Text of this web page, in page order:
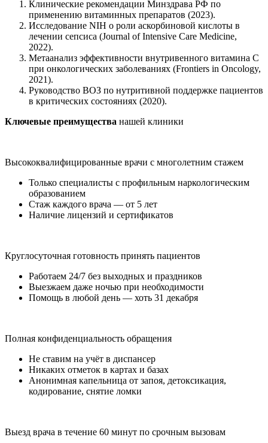
Клинические рекомендации Минздрава РФ по
применению витаминных препаратов (2023).
Исследование NIH о роли аскорбиновой кислоты в
лечении сепсиса (Journal of Intensive Care Medicine,
2022).
Метаанализ эффективности внутривенного витамина С
при онкологических заболеваниях (Frontiers in Oncology,
2021).
Руководство ВОЗ по нутритивной поддержке пациентов
в критических состояниях (2020).
Ключевые преимущества нашей клиники
Высококвалифицированные врачи с многолетним стажем
Только специалисты с профильным наркологическим
образованием
Стаж каждого врача — от 5 лет
Наличие лицензий и сертификатов
Круглосуточная готовность принять пациентов
Работаем 24/7 без выходных и праздников
Выезжаем даже ночью при необходимости
Помощь в любой день — хоть 31 декабря
Полная конфиденциальность обращения
Не ставим на учёт в диспансер
Никаких отметок в картах и базах
Анонимная капельница от запоя, детоксикация,
кодирование, снятие ломки
Выезд врача в течение 60 минут по срочным вызовам